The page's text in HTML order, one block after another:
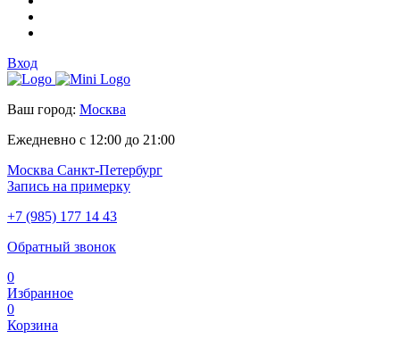
Вход
Ваш город: Москва
Ежедневно с 12:00 до 21:00
Москва Санкт-Петербург
Запись на примерку
+7 (985) 177 14 43
Обратный звонок
0
Избранное
0
Корзина